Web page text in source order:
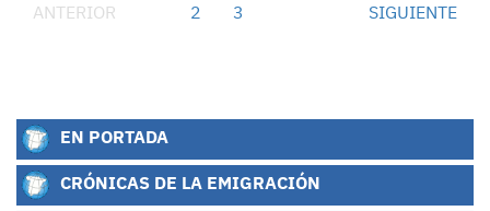
ANTERIOR 2 3 SIGUIENTE
EN PORTADA
CRÓNICAS DE LA EMIGRACIÓN